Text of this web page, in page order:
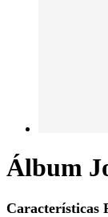
Álbum
Características